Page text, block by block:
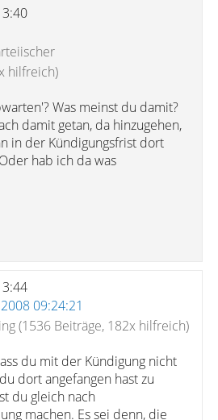
hilfreich)
Was meinst du damit?
damit getan, da hinzugehen,
in der Kündigungsfrist dort
hab ich da was
09:24:21
(1536 Beiträge, 182x hilfreich)
du mit der Kündigung nicht
dort angefangen hast zu
du gleich nach
machen. Es sei denn, die